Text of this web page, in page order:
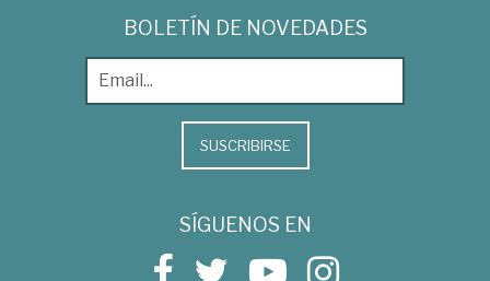
BOLETÍN DE NOVEDADES
SUSCRIBIRSE
SÍGUENOS EN